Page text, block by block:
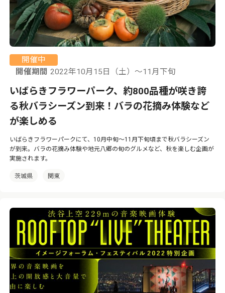
開催中
開催期間 2022年10月15日（土）～11月下旬
いばらきフラワーパーク、約800品種が咲き誇
る秋バラシーズン到来！バラの花摘み体験など
が楽しめる
いばらきフラワーパークにて、10月中旬〜11月下旬頃まで秋バラシーズン
が到来。バラの花摘み体験や地元八郷の旬のグルメなど、秋を楽しむ企画が
実施されます。
茨城県 関東